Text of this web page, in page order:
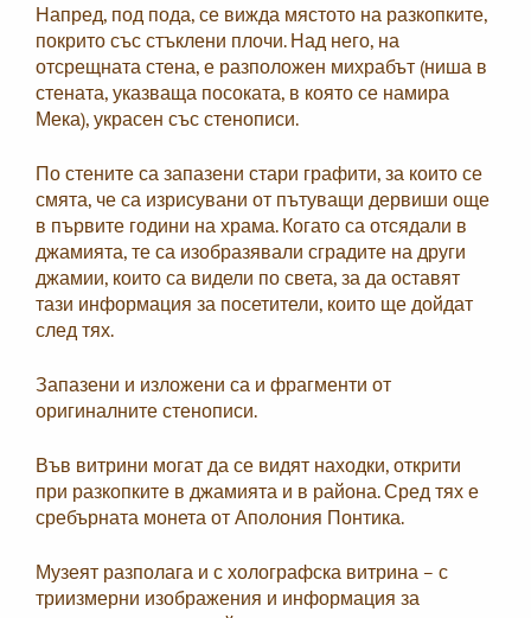
Напред, под пода, се вижда мястото на разкопките,
покрито със стъклени плочи. Над него, на
отсрещната стена, е разположен михрабът (ниша в
стената, указваща посоката, в която се намира
Мека), украсен със стенописи.
По стените са запазени стари графити, за които се
смята, че са изрисувани от пътуващи дервиши още
в първите години на храма. Когато са отсядали в
джамията, те са изобразявали сградите на други
джамии, които са видели по света, за да оставят
тази информация за посетители, които ще дойдат
след тях.
Запазени и изложени са и фрагменти от
оригиналните стенописи.
Във витрини могат да се видят находки, открити
при разкопките в джамията и в района. Сред тях е
сребърната монета от Аполония Понтика.
Музеят разполага и с холографска витрина – с
триизмерни изображения и информация за